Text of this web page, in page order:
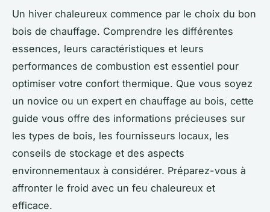
Un hiver chaleureux commence par le choix du bon
bois de chauffage. Comprendre les différentes
essences, leurs caractéristiques et leurs
performances de combustion est essentiel pour
optimiser votre confort thermique. Que vous soyez
un novice ou un expert en chauffage au bois, cette
guide vous offre des informations précieuses sur
les types de bois, les fournisseurs locaux, les
conseils de stockage et des aspects
environnementaux à considérer. Préparez-vous à
affronter le froid avec un feu chaleureux et
efficace.